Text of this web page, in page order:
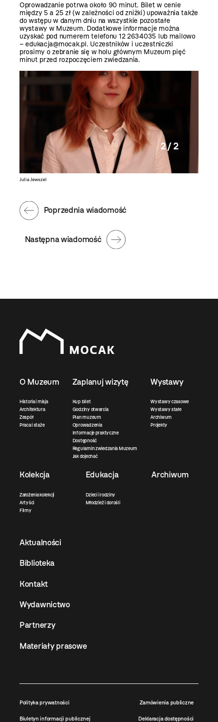
Oprowadzanie potrwa około 90 minut. Bilet w cenie
między 5 a 25 zł (w zależności od zniżki) upoważnia także
do wstępu w danym dniu na wszystkie pozostałe
wystawy w Muzeum. Dodatkowe informacje można
uzyskać pod numerem telefonu 12 2634035 lub mailowo
– edukacja@mocak.pl. Uczestników i uczestniczki
prosimy o zebranie się w holu głównym Muzeum pięć
minut przed rozpoczęciem zwiedzania.
Julia Jewszel
2 / 2
Następna wiadomość
Poprzednia wiadomość
O Muzeum
Historia i misja
Architektura
Zespół
Praca i staże
Zaplanuj wizytę
Kup bilet
Godziny otwarcia
Plan muzeum
Oprowadzenia
Informacje praktyczne
Dostępność
Regulamin zwiedzania Muzeum
Jak dojechać
Wystawy
Wystawy czasowe
Wystawy stałe
Archiwum
Projekty
Kolekcja
Założenia kolekcji
Artyści
Filmy
Edukacja
Dzieci i rodziny
Młodzież i dorośli
Archiwum
Aktualności
Biblioteka
Kontakt
Wydawnictwo
Partnerzy
Materiały prasowe
Polityka prywatności Zamówienia publiczne
Biuletyn informacji publicznej Deklaracja dostępności